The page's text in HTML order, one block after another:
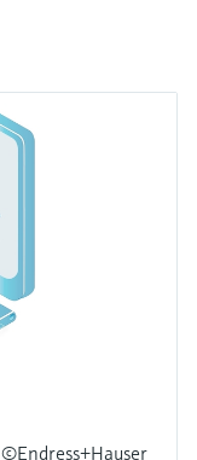
©Endress+Hauser